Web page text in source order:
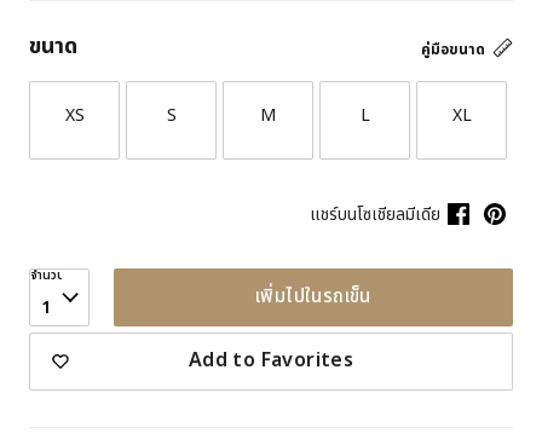
คู่มือขนาด
ขนาด
XS S M L XL
แชร์บนโซเชียลมีเดีย
จำนวน
1 เพิ่มไปในรถเข็น
Add to Favorites